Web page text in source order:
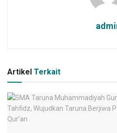
Artikel Terkait